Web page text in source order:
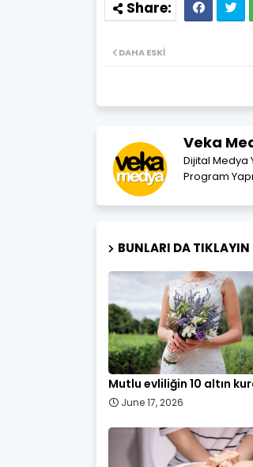
DAHA ESKI
Veka
Dijital Medya
Program
BUNLARI DA TIKLAYIN
Mutlu evliliğin 10 altın
June 17, 2026